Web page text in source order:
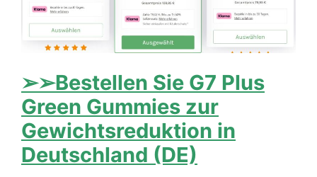
➢➢Bestellen Sie G7 Plus
Green Gummies zur
Gewichtsreduktion in
Deutschland (DE)